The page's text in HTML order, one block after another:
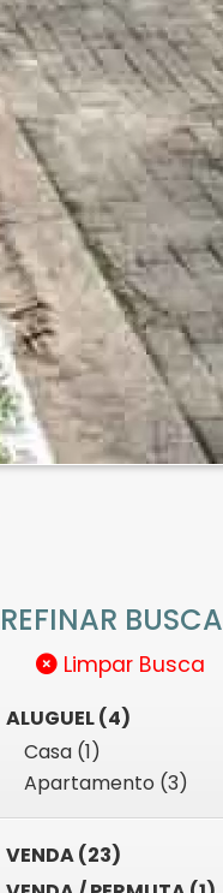
REFINAR BUSCA
Limpar Busca
ALUGUEL (4)
Casa (1)
Apartamento (3)
VENDA (23)